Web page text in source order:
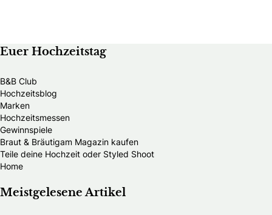
Euer Hochzeitstag
B&B Club
Hochzeitsblog
Marken
Hochzeitsmessen
Gewinnspiele
Braut & Bräutigam Magazin kaufen
Teile deine Hochzeit oder Styled Shoot
Home
Meistgelesene Artikel